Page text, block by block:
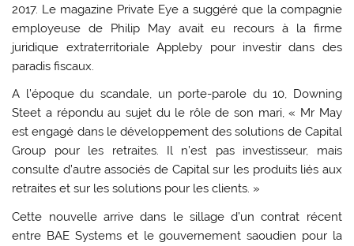
2017. Le magazine Private Eye a suggéré que la compagnie
employeuse de Philip May avait eu recours à la firme
juridique extraterritoriale Appleby pour investir dans des
paradis fiscaux.
A l’époque du scandale, un porte-parole du 10, Downing
Steet a répondu au sujet du le rôle de son mari, « Mr May
est engagé dans le développement des solutions de Capital
Group pour les retraites. Il n’est pas investisseur, mais
consulte d’autre associés de Capital sur les produits liés aux
retraites et sur les solutions pour les clients. »
Cette nouvelle arrive dans le sillage d’un contrat récent
entre BAE Systems et le gouvernement saoudien pour la